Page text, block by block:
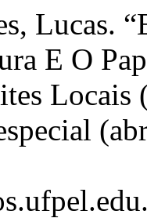
Lucas.
E O
Locais